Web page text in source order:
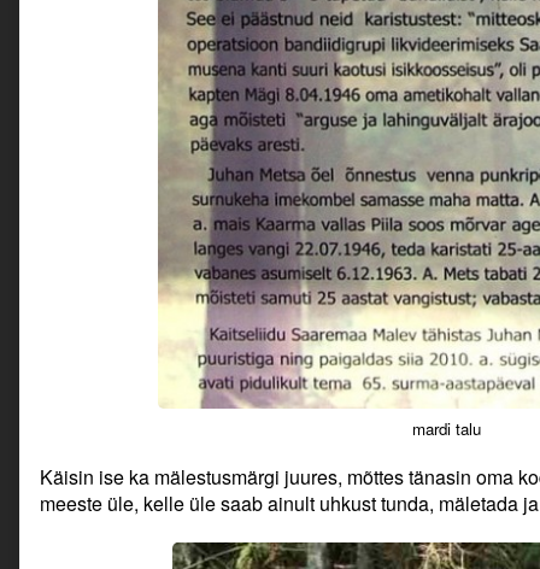
mardi talu
Käisin ise ka mälestusmärgi juures, mõttes tänasin oma
meeste üle, kelle üle saab ainult uhkust tunda, mäletada